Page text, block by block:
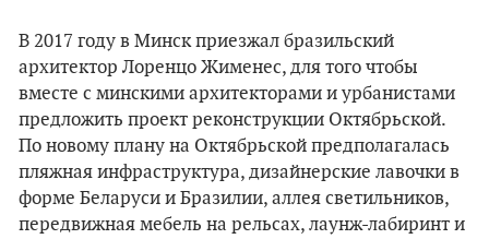
В 2017 году в Минск приезжал бразильский
архитектор Лоренцо Жименес, для того чтобы
вместе с минскими архитекторами и урбанистами
предложить проект реконструкции Октябрьской.
По новому плану на Октябрьской предполагалась
пляжная инфраструктура, дизайнерские лавочки в
форме Беларуси и Бразилии, аллея светильников,
передвижная мебель на рельсах, лаунж-лабиринт и